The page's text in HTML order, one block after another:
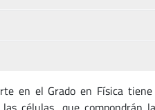
en el Grado en Física